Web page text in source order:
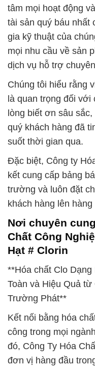
tâm mọi hoạt động
tài sản quý báu nhất
gia kỹ thuật của
mọi nhu cầu về sản
dịch vụ hỗ trợ
Chúng tôi hiểu rằng
là quan trọng đối
lòng biết ơn sâu
quý khách hàng đã
suốt thời gian qua.
Đặc biệt, Công ty
kết cung cấp bảng
trường và luôn đặt
khách hàng lên hàng
Nơi chuyên
Chất Công
Hạt # Clorin
**Hóa chất Clo
Toàn và Hiệu Quả
Trường Phát**
Kết nối bằng hóa
công trong mọi
đó, Công Ty Hóa
đơn vị hàng đầu